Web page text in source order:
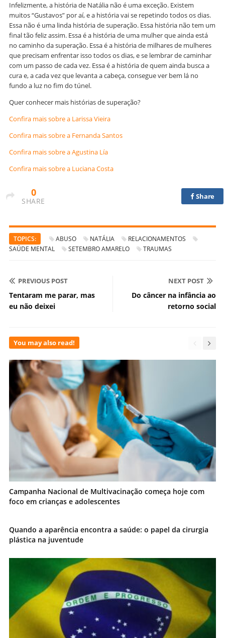
Infelizmente, a história de Natália não é uma exceção. Existem
muitos “Gustavos” por aí, e a história vai se repetindo todos os dias.
Essa não é uma linda história de superação. Essa história não tem um
final tão feliz assim. Essa é a história de uma mulher que ainda está
no caminho da superação. Essa é a história de milhares de mulheres
que precisam enfrentar isso todos os dias, e se lembrar de caminhar
com um passo de cada vez. Essa é a história de quem ainda busca a
cura e, a cada vez que levanta a cabeça, consegue ver bem lá no
fundo a luz no fim do túnel.
Quer conhecer mais histórias de superação?
Confira mais sobre a Larissa Vieira
Confira mais sobre a Fernanda Santos
Confira mais sobre a Agustina Lía
Confira mais sobre a Luciana Costa
0
SHARE
Share
TOPICS: ABUSO NATÁLIA
RELACIONAMENTOS
SAÚDE MENTAL
SETEMBRO AMARELO TRAUMAS
PREVIOUS POST
Tentaram me parar, mas
eu não deixei
NEXT POST
Do câncer na infância ao
retorno social
You may also read!
Campanha Nacional de Multivacinação começa hoje com
foco em crianças e adolescentes
Quando a aparência encontra a saúde: o papel da cirurgia
plástica na juventude